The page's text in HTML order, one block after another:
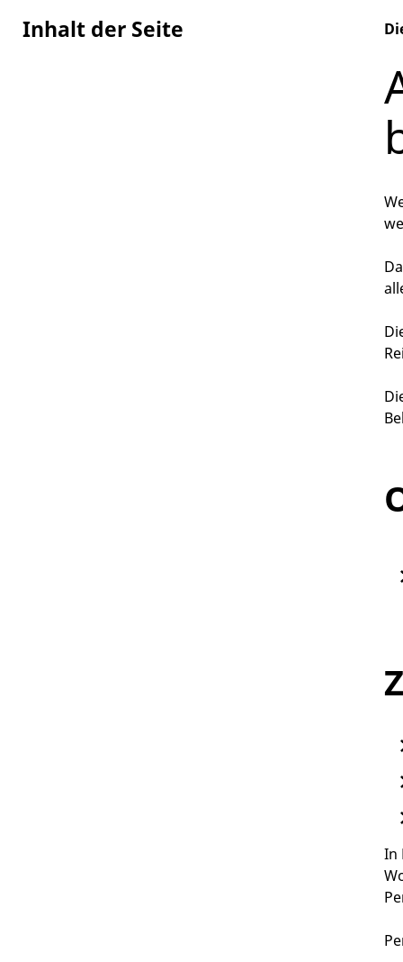
Inhalt der Seite
In